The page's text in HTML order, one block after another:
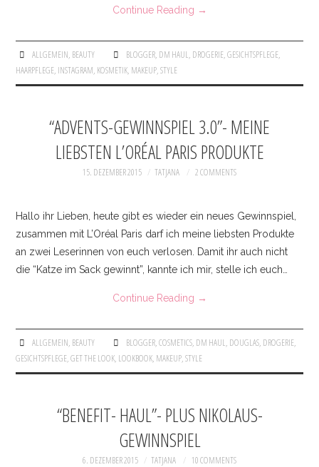
Continue Reading →
ALLGEMEIN, BEAUTY BLOGGER, DM HAUL, DROGERIE,GESICHTSPFLEGE,
HAARPFLEGE, INSTAGRAM, KOSMETIK, MAKEUP,STYLE
“ADVENTS-GEWINNSPIEL 3.0”- MEINE
LIEBSTEN L’ORÉAL PARIS PRODUKTE
15. DEZEMBER 2015 TATJANA 2 COMMENTS
Hallo ihr Lieben, heute gibt es wieder ein neues Gewinnspiel,
zusammen mit L’Oréal Paris darf ich meine liebsten Produkte
an zwei Leserinnen von euch verlosen. Damit ihr auch nicht
die “Katze im Sack gewinnt”, kannte ich mir, stelle ich euch…
Continue Reading →
ALLGEMEIN, BEAUTY BLOGGER,COSMETICS, DM HAUL, DOUGLAS, DROGERIE,
GESICHTSPFLEGE,GET THE LOOK, LOOKBOOK, MAKEUP,STYLE
“BENEFIT- HAUL”- PLUS NIKOLAUS-
GEWINNSPIEL
6. DEZEMBER 2015 TATJANA 10 COMMENTS